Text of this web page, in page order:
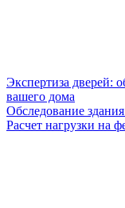
Экспертиза дверей:
вашего дома
Обследование
Расчет нагрузки на